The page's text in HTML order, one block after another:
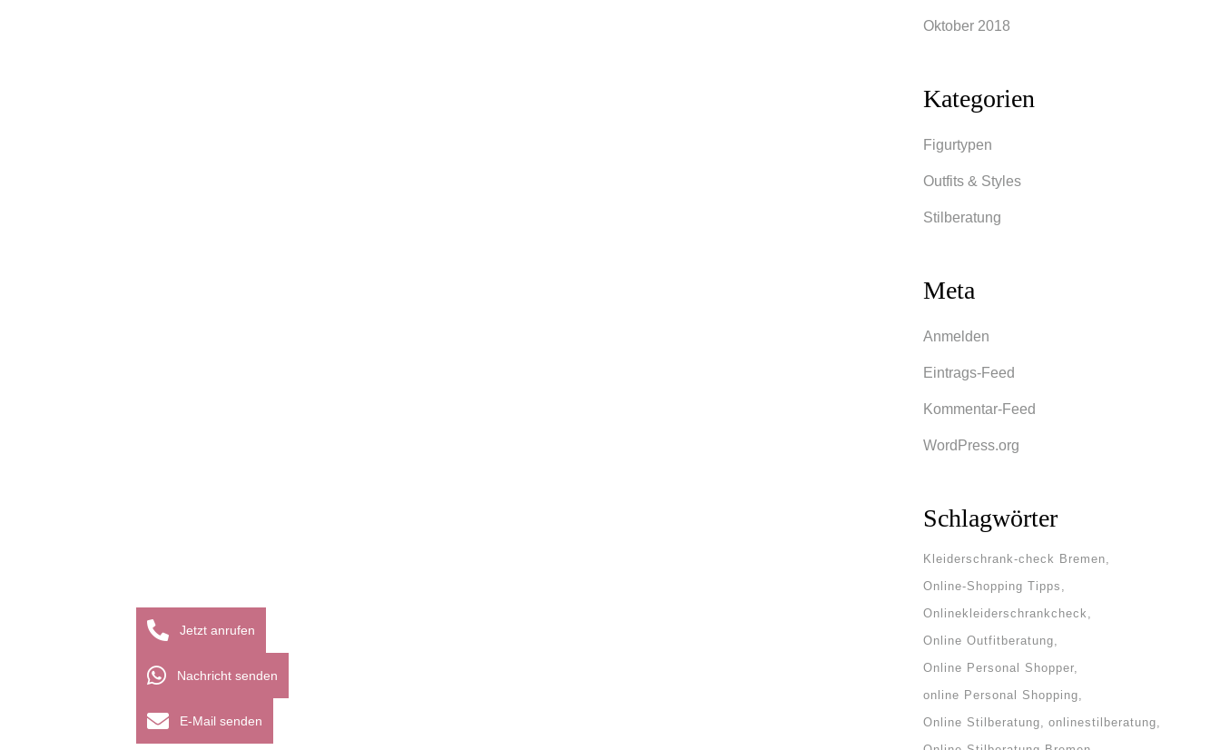
Oktober 2018
Kategorien
Figurtypen
Outfits & Styles
Stilberatung
Meta
Anmelden
Eintrags-Feed
Kommentar-Feed
WordPress.org
Schlagwörter
Kleiderschrank-check Bremen
Online-Shopping Tipps
Onlinekleiderschrankcheck
Online Outfitberatung
Online Personal Shopper
online Personal Shopping
Online Stilberatung
onlinestilberatung
Jetzt anrufen
Nachricht senden
E-Mail senden